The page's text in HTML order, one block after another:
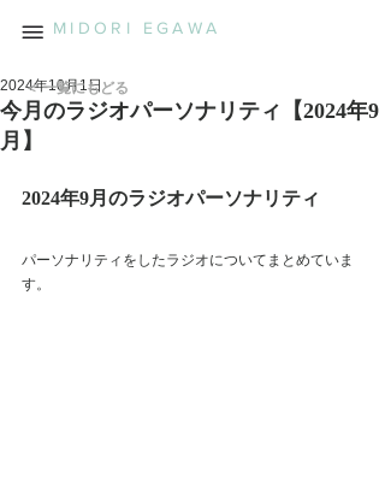
MIDORI EGAWA
今月のラジオパーソナリティ【2024年9
月】
2024年10月1日
2024年9月のラジオパーソナリティ
パーソナリティをしたラジオについてまとめていま
す。
＜ 一覧にもどる